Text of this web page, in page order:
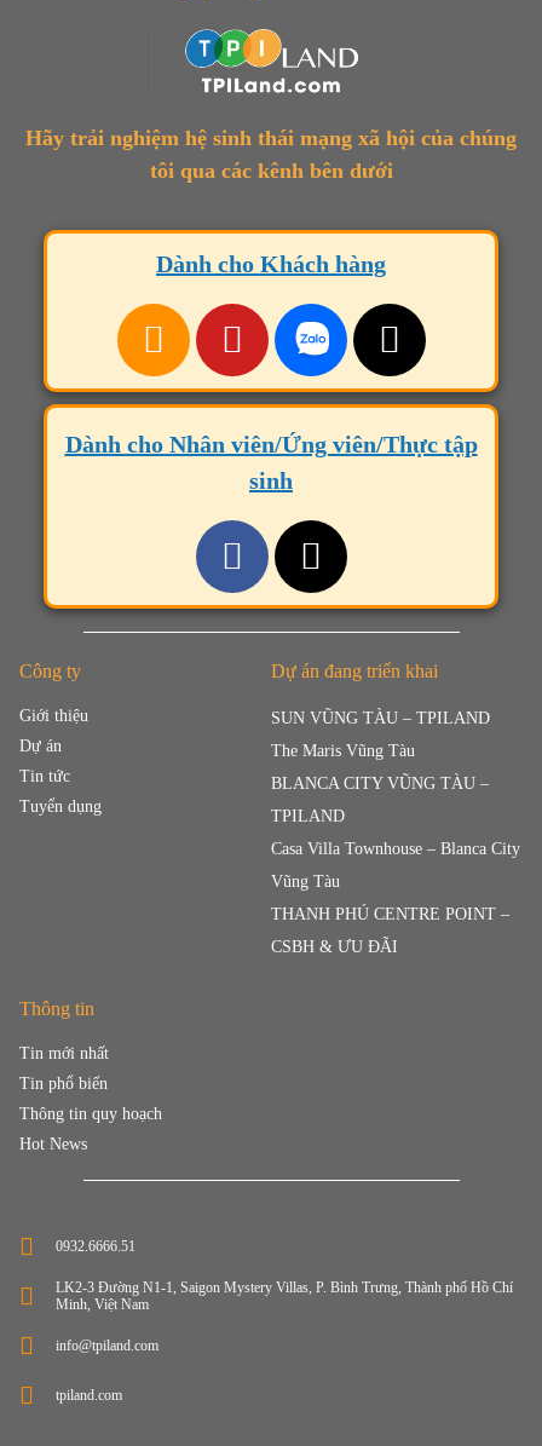
Hãy trải nghiệm hệ sinh thái mạng xã hội của chúng
tôi qua các kênh bên dưới
Dành cho Khách hàng
Dành cho Nhân viên/Ứng viên/Thực tập
sinh
Công ty
Giới thiệu
Dự án
Tin tức
Tuyển dụng
Dự án đang triển khai
SUN VŨNG TÀU – TPILAND
The Maris Vũng Tàu
BLANCA CITY VŨNG TÀU –
TPILAND
Casa Villa Townhouse – Blanca City
Vũng Tàu
THANH PHÚ CENTRE POINT –
CSBH & ƯU ĐÃI
Thông tin
Tin mới nhất
Tin phổ biến
Thông tin quy hoạch
Hot News
0932.6666.51
LK2-3 Đường N1-1, Saigon Mystery Villas, P. Bình Trưng, Thành phố Hồ Chí
Minh, Việt Nam
info@tpiland.com
tpiland.com